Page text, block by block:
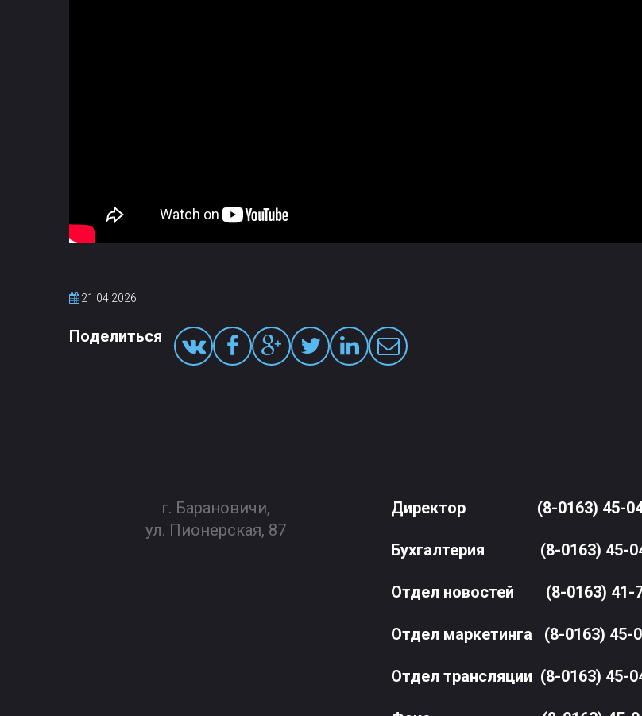
21.04.2026
Поделиться
г. Барановичи,
ул. Пионерская, 87
Директор (8-0163) 45-
Бухгалтерия (8-0163) 45-
Отдел новостей (8-0163) 41-
Отдел маркетинга (8-0163) 45-
Отдел трансляции (8-0163) 45-